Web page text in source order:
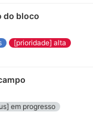
do bloco
[prioridade] alta
em progresso